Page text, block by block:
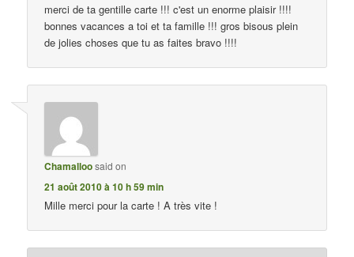
merci de ta gentille carte !!! c'est un enorme plaisir !!!!
bonnes vacances a toi et ta famille !!! gros bisous plein
de jolies choses que tu as faites bravo !!!!
Chamalloosaid on
21 août 2010 à 10 h 59 min
Mille merci pour la carte ! A très vite !